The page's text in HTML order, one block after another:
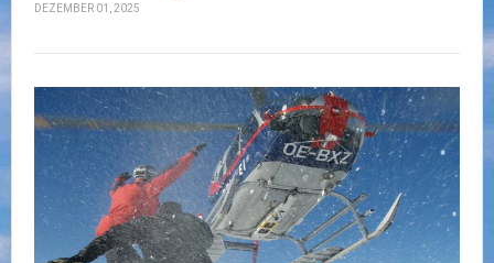
DEZEMBER 01, 2025